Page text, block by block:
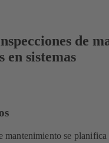
de
en sistemas
mantenimiento se